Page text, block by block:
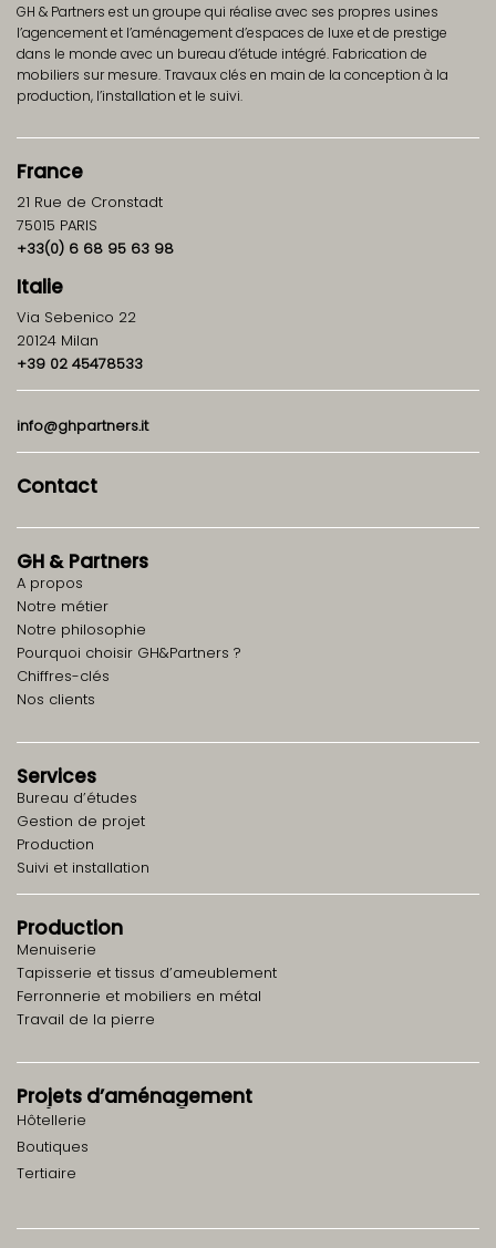
GH & Partners est un groupe qui réalise avec ses propres usines
l’agencement et l’aménagement d’espaces de luxe et de prestige
dans le monde avec un bureau d’étude intégré. Fabrication de
mobiliers sur mesure. Travaux clés en main‎ de la conception à la
production, l’installation et le suivi.
France
21 Rue de Cronstadt
75015 PARIS
+33(0) 6 68 95 63 98
Italie
Via Sebenico 22
20124 Milan
+39 02 45478533
info@ghpartners.it
Contact
GH & Partners
A propos
Notre métier
Notre philosophie
Pourquoi choisir GH&Partners ?
Chiffres-clés
Nos clients
Services
Bureau d’études
Gestion de projet
Production
Suivi et installation
Production
Menuiserie
Tapisserie et tissus d’ameublement
Ferronnerie et mobiliers en métal
Travail de la pierre
Projets d’aménagement
Hôtellerie
Boutiques
Tertiaire